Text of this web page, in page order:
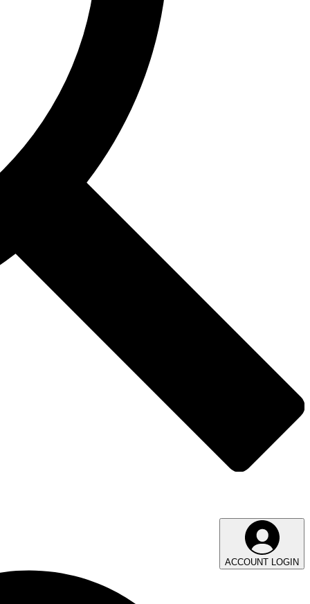
ACCOUNT LOGIN